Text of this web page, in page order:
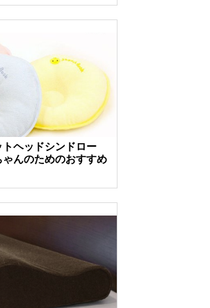
ヘッドシンドロー
んのためのおすすめ